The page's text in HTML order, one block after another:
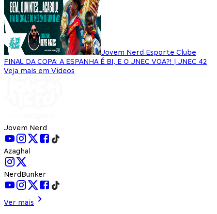
Jovem Nerd Esporte Clube
FINAL DA COPA: A ESPANHA É BI, E O JNEC VOA?! | JNEC 42
Veja mais em Vídeos
Jovem Nerd
Azaghal
NerdBunker
Ver mais